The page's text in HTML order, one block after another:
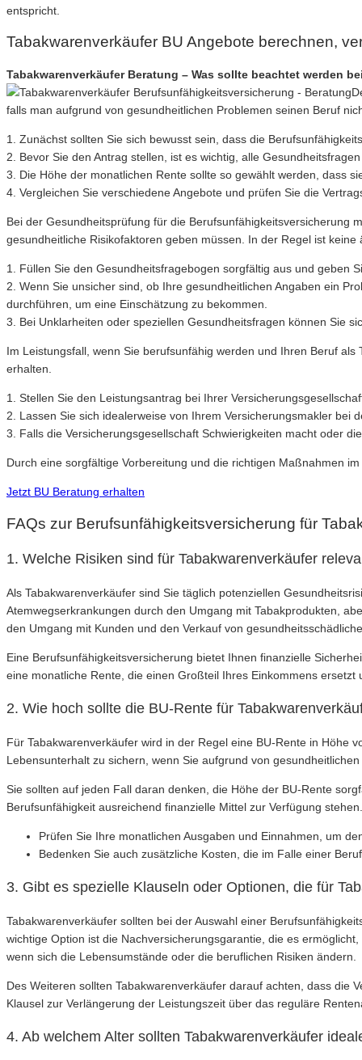
entspricht.
Tabakwarenverkäufer BU Angebote berechnen,
Tabakwarenverkäufer Beratung – Was sollte beachtet werden
falls man aufgrund von gesundheitlichen Problemen seinen Beruf
1. Zunächst sollten Sie sich bewusst sein, dass die
2. Bevor Sie den Antrag stellen, ist es wichtig, alle
3. Die Höhe der monatlichen Rente sollte so gewählt werden, dass
4. Vergleichen Sie verschiedene Angebote und prüfen Sie die
Bei der Gesundheitsprüfung für die Berufsunfähigkeitsversicherung
gesundheitliche Risikofaktoren geben müssen. In der Regel ist
1. Füllen Sie den Gesundheitsfragebogen sorgfältig aus und geben
2. Wenn Sie unsicher sind, ob Ihre gesundheitlichen Angaben ein
durchführen, um eine Einschätzung zu bekommen.
3. Bei Unklarheiten oder speziellen Gesundheitsfragen können Sie
Im Leistungsfall, wenn Sie berufsunfähig werden und Ihren Beruf
erhalten.
1. Stellen Sie den Leistungsantrag bei Ihrer
2. Lassen Sie sich idealerweise von Ihrem Versicherungsmakler bei
3. Falls die Versicherungsgesellschaft Schwierigkeiten macht oder
Durch eine sorgfältige Vorbereitung und die richtigen Maßnahmen
Jetzt BU Beratung erhalten
FAQs zur Berufsunfähigkeitsversicherung für
1. Welche Risiken sind für Tabakwarenverkäufer
Als Tabakwarenverkäufer sind Sie täglich potenziellen
Atemwegserkrankungen durch den Umgang mit Tabakprodukten,
den Umgang mit Kunden und den Verkauf von
Eine Berufsunfähigkeitsversicherung bietet Ihnen finanzielle
eine monatliche Rente, die einen Großteil Ihres Einkommens
2. Wie hoch sollte die BU-Rente für
Für Tabakwarenverkäufer wird in der Regel eine BU-Rente in Höhe
Lebensunterhalt zu sichern, wenn Sie aufgrund von
Sie sollten auf jeden Fall daran denken, die Höhe der BU-Rente
Berufsunfähigkeit ausreichend finanzielle Mittel zur Verfügung stehen.
Prüfen Sie Ihre monatlichen Ausgaben und Einnahmen, um
Bedenken Sie auch zusätzliche Kosten, die im Falle einer
3. Gibt es spezielle Klauseln oder Optionen, die für
Tabakwarenverkäufer sollten bei der Auswahl einer
wichtige Option ist die Nachversicherungsgarantie, die es
wenn sich die Lebensumstände oder die beruflichen Risiken ändern.
Des Weiteren sollten Tabakwarenverkäufer darauf achten, dass die
Klausel zur Verlängerung der Leistungszeit über das reguläre
4. Ab welchem Alter sollten Tabakwarenverkäufer